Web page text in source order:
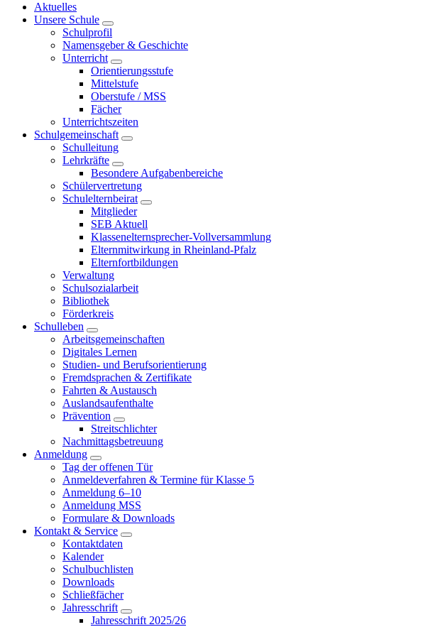
Aktuelles
Unsere Schule
Schulprofil
Namensgeber & Geschichte
Unterricht
Orientierungsstufe
Mittelstufe
Oberstufe / MSS
Fächer
Unterrichtszeiten
Schulgemeinschaft
Schulleitung
Lehrkräfte
Besondere Aufgabenbereiche
Schülervertretung
Schulelternbeirat
Mitglieder
SEB Aktuell
Klassenelternsprecher-Vollversammlung
Elternmitwirkung in Rheinland-Pfalz
Elternfortbildungen
Verwaltung
Schulsozialarbeit
Bibliothek
Förderkreis
Schulleben
Arbeitsgemeinschaften
Digitales Lernen
Studien- und Berufsorientierung
Fremdsprachen & Zertifikate
Fahrten & Austausch
Auslandsaufenthalte
Prävention
Streitschlichter
Nachmittagsbetreuung
Anmeldung
Tag der offenen Tür
Anmeldeverfahren & Termine für Klasse 5
Anmeldung 6–10
Anmeldung MSS
Formulare & Downloads
Kontakt & Service
Kontaktdaten
Kalender
Schulbuchlisten
Downloads
Schließfächer
Jahresschrift
Jahresschrift 2025/26